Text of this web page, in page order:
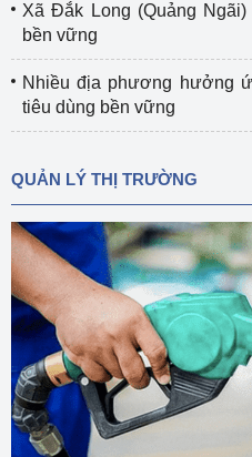
Xã Đắk Long (Quảng
bền vững
Nhiều địa phương hưởng
tiêu dùng bền vững
QUẢN LÝ THỊ TRƯỜNG